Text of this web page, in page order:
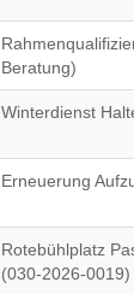
Beratung)
Winterdienst
Erneuerung
Rotebühlplatz
(030-2026-0019)